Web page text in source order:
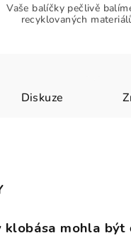
Vaše balíčky pečlivě
recyklovaných
Diskuze
mohla být